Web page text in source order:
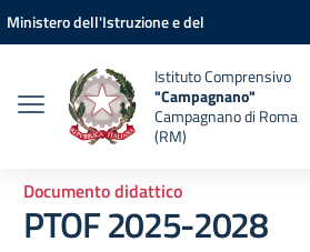
Vai ai contenuti
Vai al menu di navigazione
Vai al footer
Ministero dell'Istruzione e del
Istituto Comprensivo
"Campagnano"
Campagnano di Roma
(RM)
Documento didattico
PTOF 2025-2028